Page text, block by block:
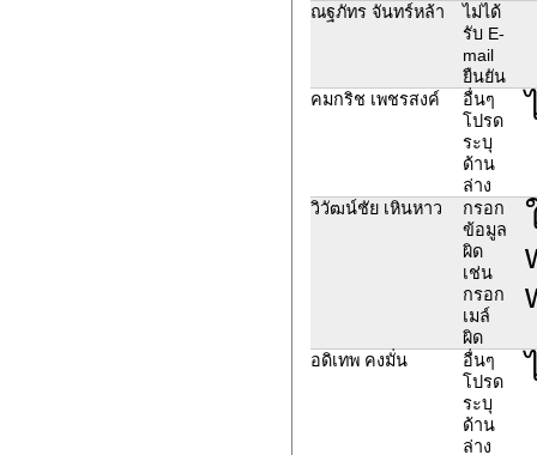
ณฐภัทร จันทร์หล้า
ไม่ได้
รับ E-
mail
ยืนยัน
คมกริช เพชรสงค์
อื่นๆ
โปรด
ระบุ
ด้าน
ล่าง
วิวัฒน์ชัย เหินหาว
กรอก
ข้อมูล
ผิด
เช่น
กรอก
เมล์
ผิด
อดิเทพ คงมั่น
อื่นๆ
โปรด
ระบุ
ด้าน
ล่าง